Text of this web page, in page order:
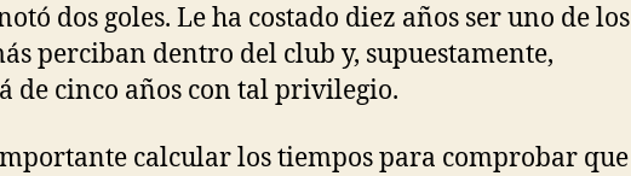
dos goles. Le ha costado diez años ser uno de los
perciban dentro del club y, supuestamente,
de cinco años con tal privilegio.
calcular los tiempos para comprobar que